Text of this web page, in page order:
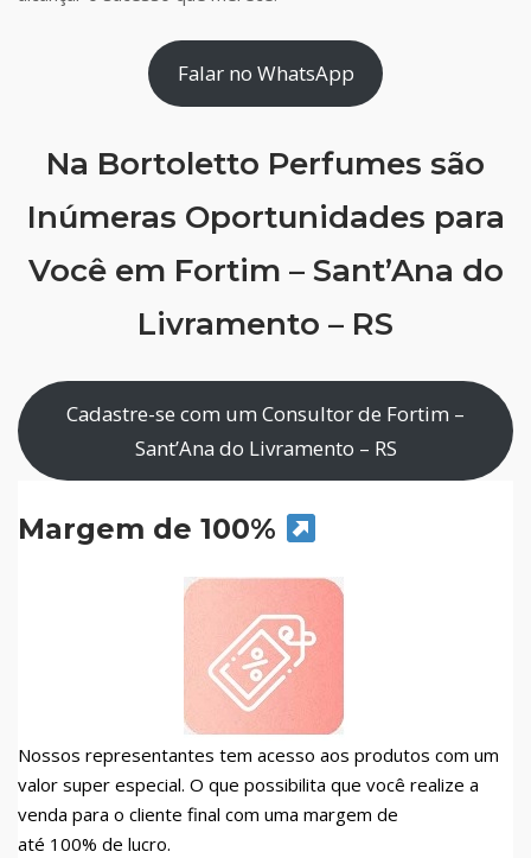
Falar no WhatsApp
Na Bortoletto Perfumes são
Inúmeras Oportunidades para
Você em Fortim – Sant’Ana do
Livramento – RS
Cadastre-se com um Consultor de Fortim –
Sant’Ana do Livramento – RS
Margem de 100%
Nossos representantes tem acesso aos produtos com um
valor super especial. O que possibilita que você realize a
venda para o cliente final com uma margem de
até 100% de lucro.